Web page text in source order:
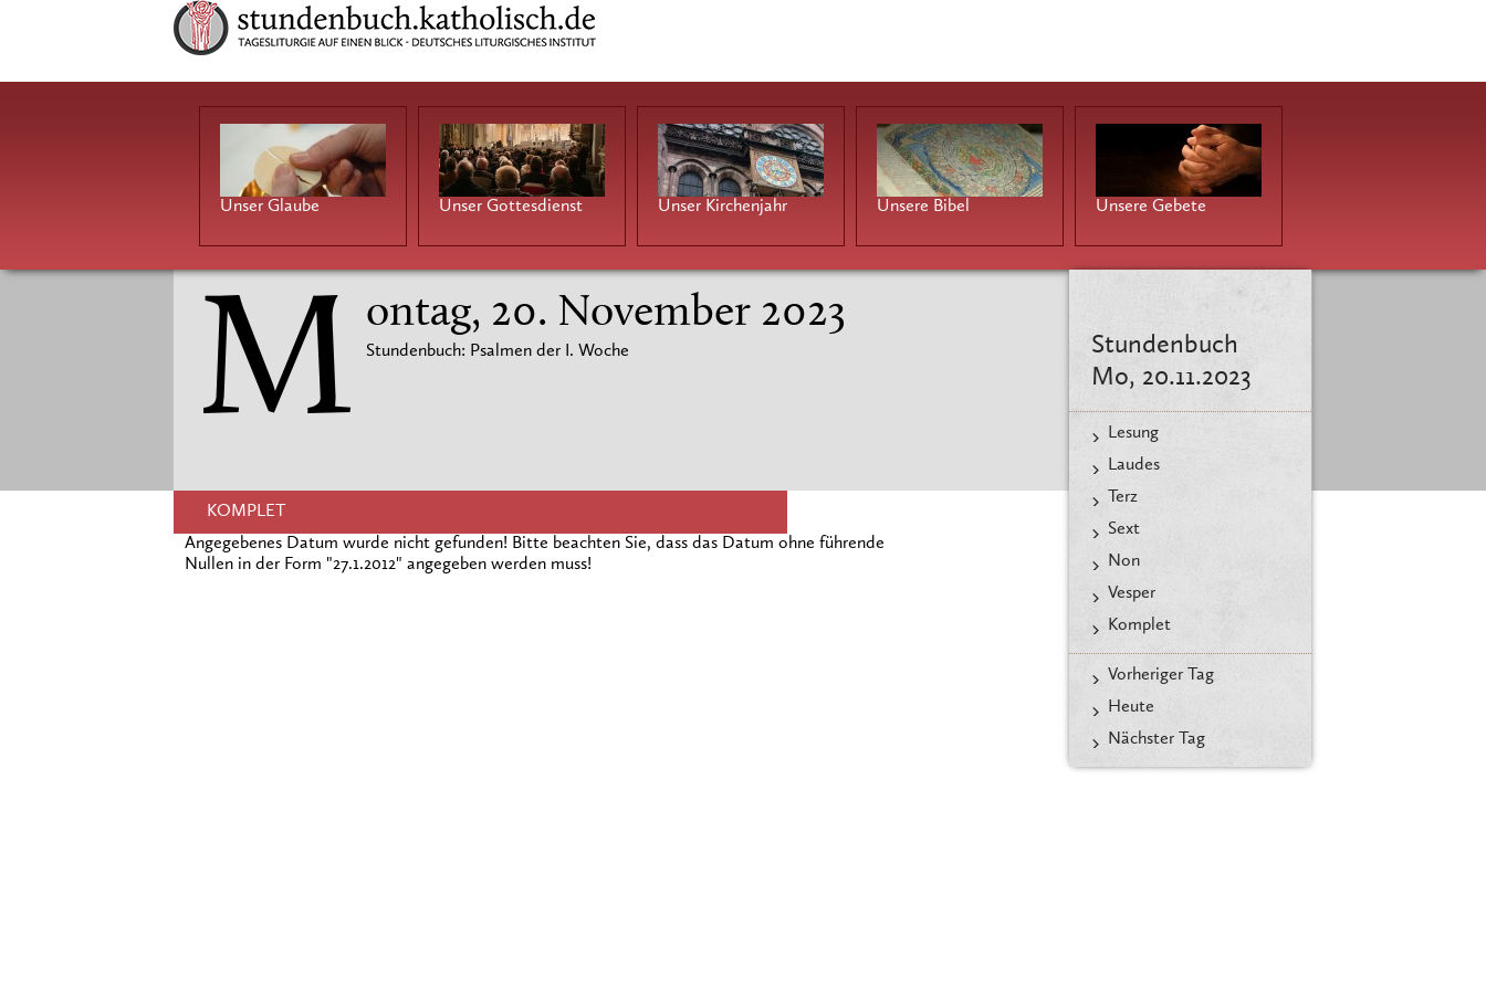
Unser Glaube Unser Gottesdienst Unser Kirchenjahr Unsere Bibel Unsere Gebete
Stundenbuch
Mo, 20.11.2023
Lesung
Laudes
Terz
Sext
Non
Vesper
Komplet
Vorheriger Tag
Heute
Nächster Tag
M ontag, 20. November 2023
Stundenbuch: Psalmen der I. Woche
KOMPLET
Angegebenes Datum wurde nicht gefunden! Bitte beachten Sie, dass das Datum ohne führende
Nullen in der Form "27.1.2012" angegeben werden muss!